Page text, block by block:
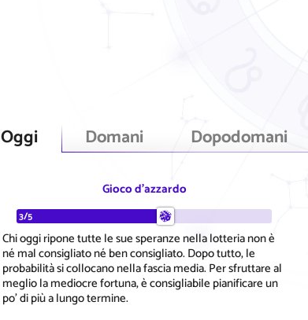
Oggi Domani Dopodomani
Gioco d'azzardo
3/5
Chi oggi ripone tutte le sue speranze nella lotteria non è
né mal consigliato né ben consigliato. Dopo tutto, le
probabilità si collocano nella fascia media. Per sfruttare al
meglio la mediocre fortuna, è consigliabile pianificare un
po' di più a lungo termine.